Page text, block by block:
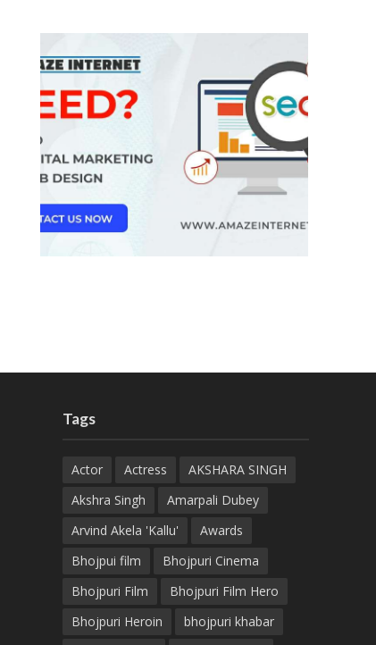
Tags
Actor Actress
AKSHARA SINGH
Akshra Singh
Amarpali Dubey
Arvind Akela 'Kallu'
Awards
Bhojpui film
Bhojpuri Cinema
Bhojpuri Film
Bhojpuri Film Hero
Bhojpuri Heroin
bhojpuri khabar